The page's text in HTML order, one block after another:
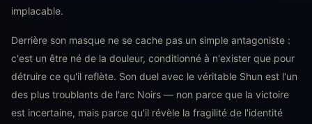
implacable.
Derrière son masque ne se cache pas un simple antagoniste :
c'est un être né de la douleur, conditionné à n'exister que pour
détruire ce qu'il reflète. Son duel avec le véritable Shun est l'un
des plus troublants de l'arc Noirs — non parce que la victoire
est incertaine, mais parce qu'il révèle la fragilité de l'identité